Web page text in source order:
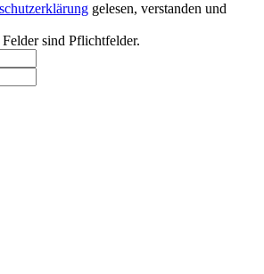
gelesen, verstanden und
sind Pflichtfelder.